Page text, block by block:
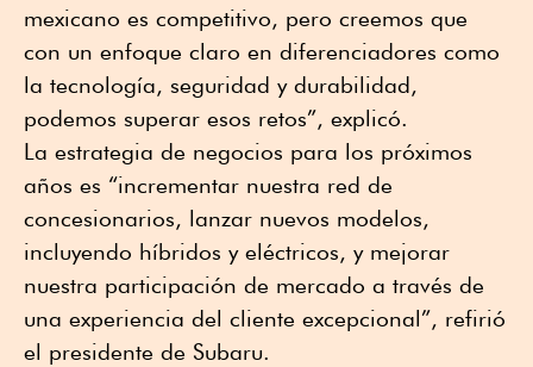
mexicano es competitivo, pero creemos que
con un enfoque claro en diferenciadores como
la tecnología, seguridad y durabilidad,
podemos superar esos retos”, explicó.
La estrategia de negocios para los próximos
años es “incrementar nuestra red de
concesionarios, lanzar nuevos modelos,
incluyendo híbridos y eléctricos, y mejorar
nuestra participación de mercado a través de
una experiencia del cliente excepcional”, refirió
el presidente de Subaru.